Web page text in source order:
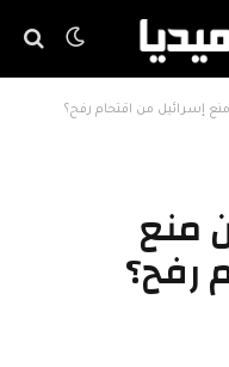
إسرائيل من اقتحام رفح؟
منع
رفح؟